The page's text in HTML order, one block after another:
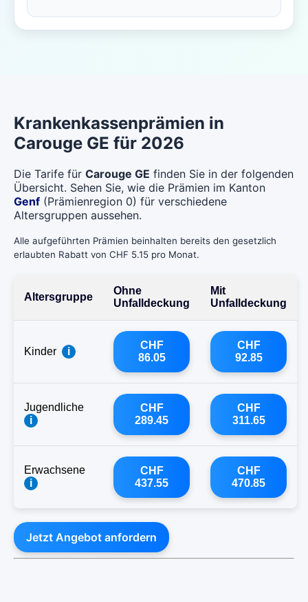
Krankenkassenprämien in
Carouge GE für 2026
Die Tarife für Carouge GE finden Sie in der folgenden
Übersicht. Sehen Sie, wie die Prämien im Kanton
Genf (Prämienregion 0) für verschiedene
Altersgruppen aussehen.
Alle aufgeführten Prämien beinhalten bereits den gesetzlich
erlaubten Rabatt von CHF 5.15 pro Monat.
Altersgruppe
Ohne
Unfalldeckung
Mit
Unfalldeckung
Kinder i
CHF
86.05
CHF
92.85
Jugendliche
i
CHF
289.45
CHF
311.65
Erwachsene
i
CHF
437.55
CHF
470.85
Jetzt Angebot anfordern